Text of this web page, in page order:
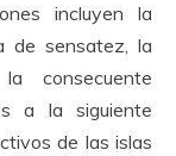
incluyen la
de sensatez, la
consecuente
a la siguiente
de las islas